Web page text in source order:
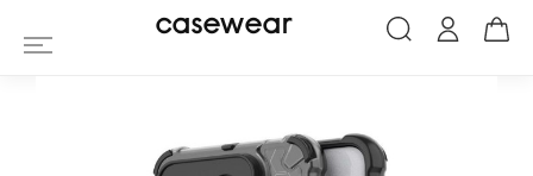
Coque Xiaomi 14 Pro Nid d'Abeille
casewear